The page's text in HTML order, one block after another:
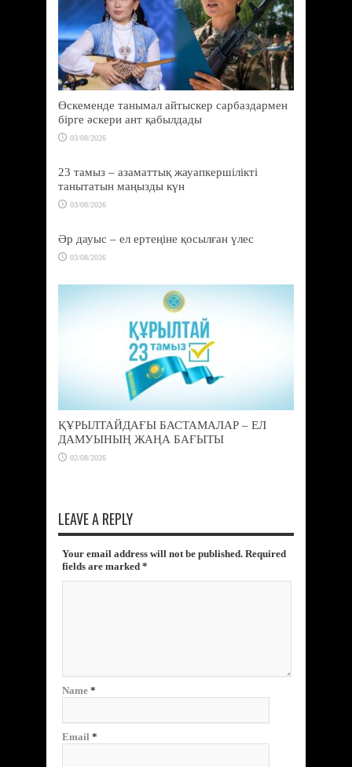
Өскеменде танымал айтыскер сарбаздармен
бірге әскери ант қабылдады
03/08/2026
23 тамыз – азаматтық жауапкершілікті
танытатын маңызды күн
03/08/2026
Әр дауыс – ел ертеңіне қосылған үлес
03/08/2026
ҚҰРЫЛТАЙДАҒЫ БАСТАМАЛАР – ЕЛ
ДАМУЫНЫҢ ЖАҢА БАҒЫТЫ
02/08/2026
LEAVE A REPLY
Your email address will not be published. Required
fields are marked *
Name *
Email *